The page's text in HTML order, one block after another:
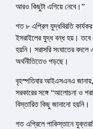
আরও কিছুটা এগিয়ে নেবে।”
গত ৮ এপ্রিল যুদ্ধবিরতি কার্যকর
ইসরাইলের যুদ্ধ বন্ধ হয়। তবে
হয়নি। সরাসরি সংঘাতের
অর্থনীতিতেও পড়ছে।
বৃহস্পতিবার আইএসএনএ
সরকারের সঙ্গে “আলোচনা ও
বিস্তারিত কিছু জানানো হয়নি।
গত এপ্রিলে পাকিস্তানে